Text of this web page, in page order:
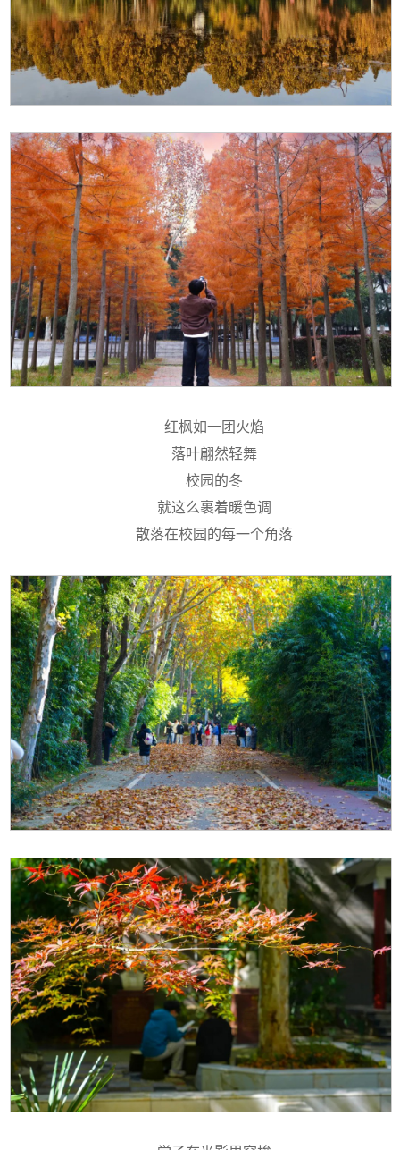
红枫如一团火焰
落叶翩然轻舞
校园的冬
就这么裹着暖色调
散落在校园的每一个角落